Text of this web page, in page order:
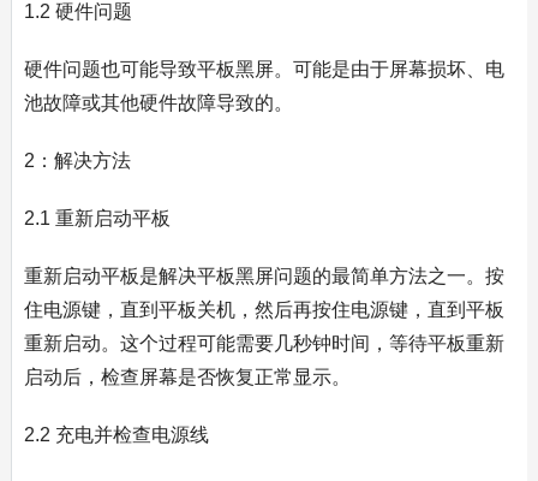
1.2 硬件问题
硬件问题也可能导致平板黑屏。可能是由于屏幕损坏、电
池故障或其他硬件故障导致的。
2：解决方法
2.1 重新启动平板
重新启动平板是解决平板黑屏问题的最简单方法之一。按
住电源键，直到平板关机，然后再按住电源键，直到平板
重新启动。这个过程可能需要几秒钟时间，等待平板重新
启动后，检查屏幕是否恢复正常显示。
2.2 充电并检查电源线